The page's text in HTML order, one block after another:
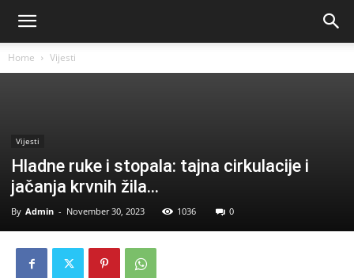
Home Vijesti
Vijesti
Hladne ruke i stopala: tajna cirkulacije i
jačanja krvnih žila…
By Admin - November 30, 2023 1036 0